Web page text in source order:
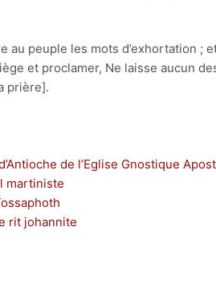
au peuple les mots d’exhortation ;
et proclamer, Ne laisse aucun
prière].
de l’Eglise Gnostique
martiniste
rit johannite